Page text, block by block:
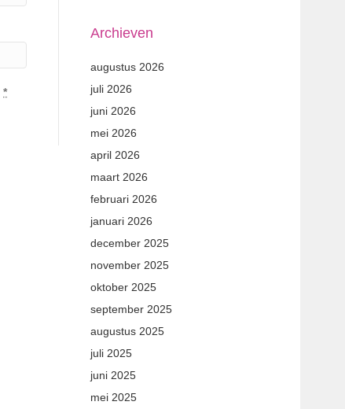
*
Archieven
augustus 2026
juli 2026
juni 2026
mei 2026
april 2026
maart 2026
februari 2026
januari 2026
december 2025
november 2025
oktober 2025
september 2025
augustus 2025
juli 2025
juni 2025
mei 2025